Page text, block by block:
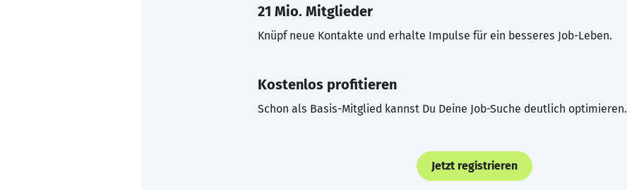
21 Mio. Mitglieder
Knüpf neue Kontakte und erhalte Impulse für ein besseres Job-Leben.
Kostenlos profitieren
Schon als Basis-Mitglied kannst Du Deine Job-Suche deutlich optimieren.
Jetzt registrieren